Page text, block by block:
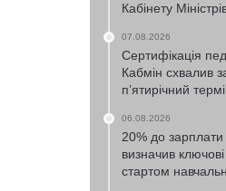
Кабінету
07.08.2026
Сертифікація
Кабмін схвалив
п’ятирічний
06.08.2026
20% до
визначив
стартом